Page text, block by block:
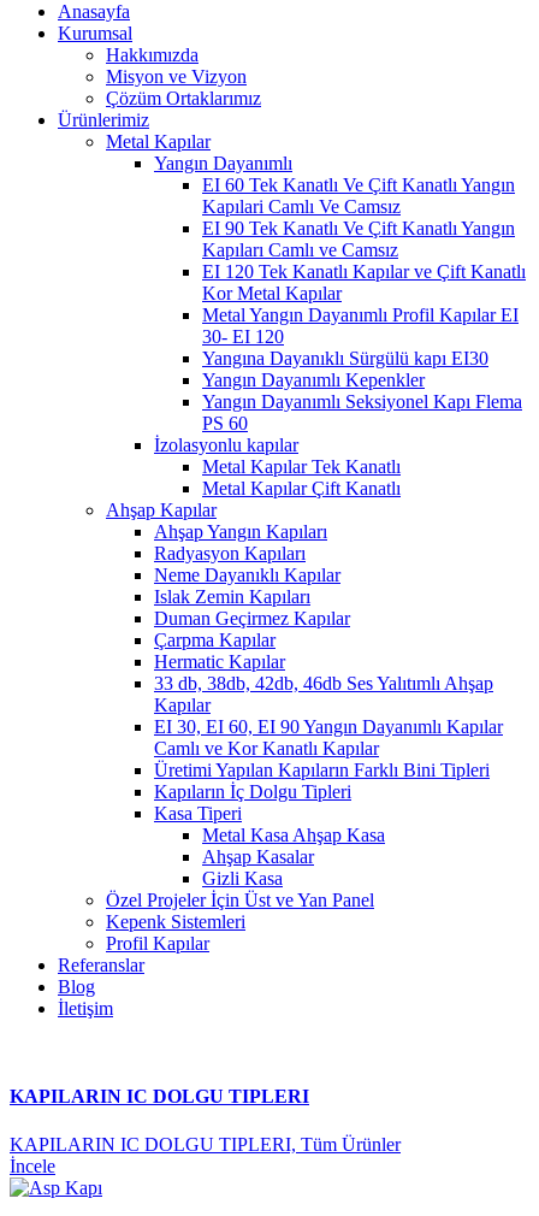
Anasayfa
Kurumsal
Hakkımızda
Misyon ve Vizyon
Çözüm Ortaklarımız
Ürünlerimiz
Metal Kapılar
Yangın Dayanımlı
EI 60 Tek Kanatlı Ve Çift Kanatlı Yangın
Kapılari Camlı Ve Camsız
EI 90 Tek Kanatlı Ve Çift Kanatlı Yangın
Kapıları Camlı ve Camsız
EI 120 Tek Kanatlı Kapılar ve Çift Kanatlı
Kor Metal Kapılar
Metal Yangın Dayanımlı Profil Kapılar EI
30- EI 120
Yangına Dayanıklı Sürgülü kapı EI30
Yangın Dayanımlı Kepenkler
Yangın Dayanımlı Seksiyonel Kapı Flema
PS 60
İzolasyonlu kapılar
Metal Kapılar Tek Kanatlı
Metal Kapılar Çift Kanatlı
Ahşap Kapılar
Ahşap Yangın Kapıları
Radyasyon Kapıları
Neme Dayanıklı Kapılar
Islak Zemin Kapıları
Duman Geçirmez Kapılar
Çarpma Kapılar
Hermatic Kapılar
33 db, 38db, 42db, 46db Ses Yalıtımlı Ahşap
Kapılar
EI 30, EI 60, EI 90 Yangın Dayanımlı Kapılar
Camlı ve Kor Kanatlı Kapılar
Üretimi Yapılan Kapıların Farklı Bini Tipleri
Kapıların İç Dolgu Tipleri
Kasa Tiperi
Metal Kasa Ahşap Kasa
Ahşap Kasalar
Gizli Kasa
Özel Projeler İçin Üst ve Yan Panel
Kepenk Sistemleri
Profil Kapılar
Referanslar
Blog
İletişim
KAPILARIN IC DOLGU TIPLERI
KAPILARIN IC DOLGU TIPLERI, Tüm Ürünler
İncele